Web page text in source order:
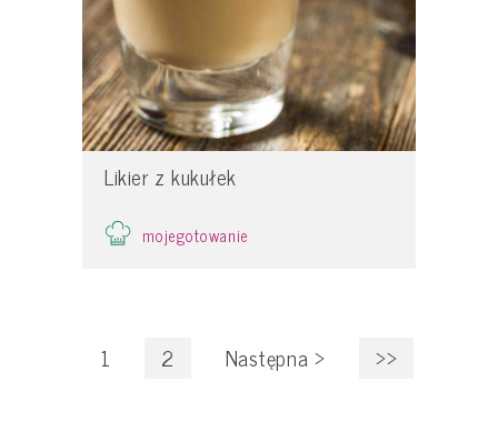
Likier z kukułek
mojegotowanie
1 2 Następna > >>